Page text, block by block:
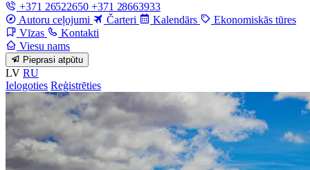
+371 26522650 +371 28663933
Autoru ceļojumi
Čarteri Kalendārs
Ekonomiskās tūres
Vīzas
Kontakti
Viesu nams
Pieprasi atpūtu
LV RU
Ielogoties Reģistrēties